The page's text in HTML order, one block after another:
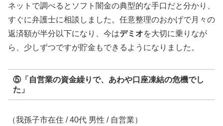
ネットで調べるとソフト闇金の典型的な手口だと分かり、
すぐに弁護士に相談しました。任意整理のおかげで月々の
返済額が半分以下になり、今はデミオを大切に乗りなが
ら、少しずつですが貯金もできるようになりました。
⑤「自営業の資金繰りで、あわや口座凍結の危機でし
た」
（我孫子市在住 / 40代 男性 / 自営業）